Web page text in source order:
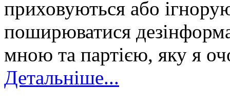
приховуються або
поширюватися
мною та партією, яку я
Детальніше...